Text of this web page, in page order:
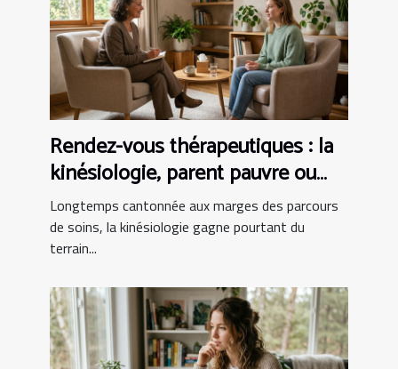
Rendez-vous thérapeutiques : la
kinésiologie, parent pauvre ou
alliée incontournable ?
Longtemps cantonnée aux marges des parcours
de soins, la kinésiologie gagne pourtant du
terrain...